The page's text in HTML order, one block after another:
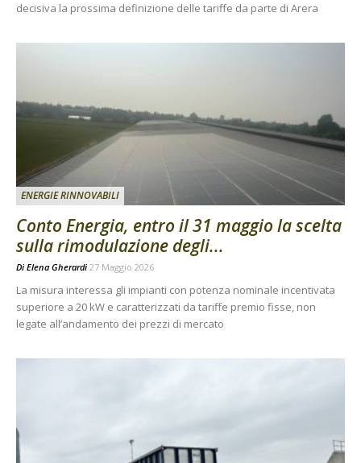
decisiva la prossima definizione delle tariffe da parte di Arera
ENERGIE RINNOVABILI
Conto Energia, entro il 31 maggio la scelta
sulla rimodulazione degli...
Di Elena Gherardi 27 Maggio 2026
La misura interessa gli impianti con potenza nominale incentivata
superiore a 20 kW e caratterizzati da tariffe premio fisse, non
legate all’andamento dei prezzi di mercato